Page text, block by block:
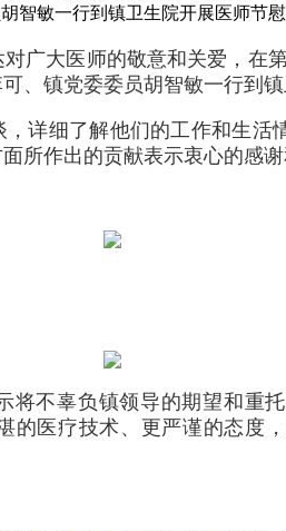
智敏一行到镇卫生院开展医师节
广大医师的敬意和关爱，在
、镇党委委员胡智敏一行到镇
详细了解他们的工作和生活
所作出的贡献表示衷心的感谢
将不辜负镇领导的期望和重
医疗技术、 更严谨的态度